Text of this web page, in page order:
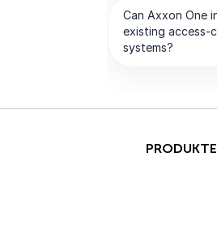
PRODUKTE